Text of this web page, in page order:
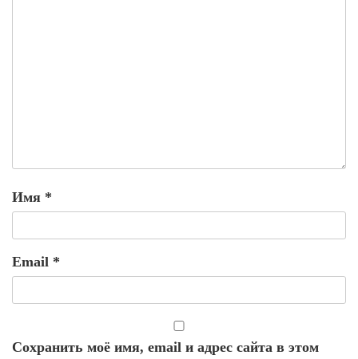
Имя *
Email *
Сохранить моё имя, email и адрес сайта в этом